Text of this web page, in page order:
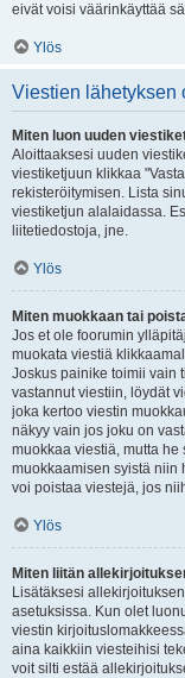
eivät voisi väärinkäyttää
Ylös
Viestien lähetyksen
Miten luon uuden
Aloittaaksesi uuden
viestiketjuun klikkaa
rekisteröitymisen. Lista
viestiketjun alalaidassa.
liitetiedostoja, jne.
Ylös
Miten muokkaan tai
Jos et ole foorumin
muokata viestiä
Joskus painike toimii vain
vastannut viestiin, löydät
joka kertoo viestin
näkyy vain jos joku on
muokkaa viestiä, mutta
muokkaamisen syistä niin
voi poistaa viestejä, jos
Ylös
Miten liitän
Lisätäksesi
asetuksissa. Kun olet
viestin
aina kaikkiin viesteihisi
voit silti estää